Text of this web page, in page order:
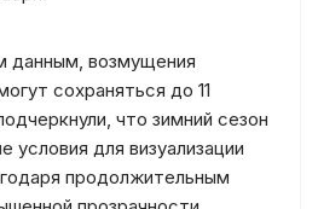
данным, возмущения
сохраняться до 11
что зимний сезон
условия для визуализации
продолжительным